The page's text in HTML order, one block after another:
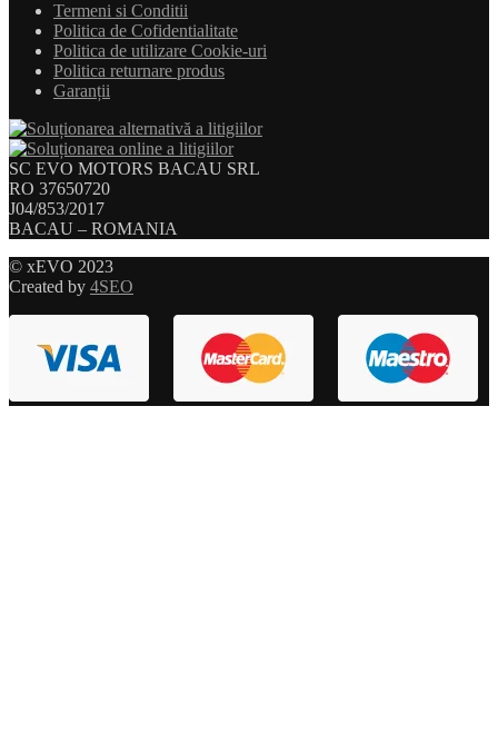
Termeni si Conditii
Politica de Cofidentialitate
Politica de utilizare Cookie-uri
Politica returnare produs
Garanții
SC EVO MOTORS BACAU SRL
RO 37650720
J04/853/2017
BACAU – ROMANIA
© xEVO 2023
Created by 4SEO